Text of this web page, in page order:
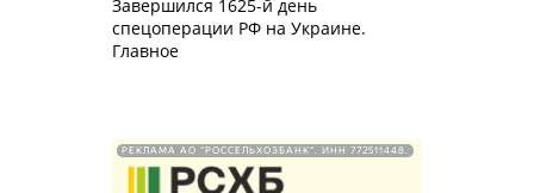
Завершился 1625-й день
спецоперации РФ на Украине.
Главное
РЕКЛАМА АО "РОССЕЛЬХОЗБАНК". ИНН 772511448.